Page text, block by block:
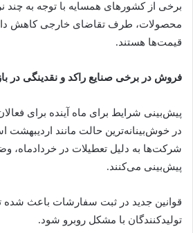
برخی از کشورهای همسایه با توجه به
محصولات، طرف تقاضای خارجی کاهش
قیمت‌ها هستند.
فروش در برخی صنایع راکد و نقدینگی در
پیش‌بینی شرایط برای ماه آینده برای
در خوش‌بینانه‌ترین حالت مانند
شرکت‌ها به دلیل تعطیلات در خردادماه،
پیش‌بینی می‌کنند.
قوانین جدید در ثبت سفارشات باعث شده تا
تولیدکنندگان با مشکل روبرو شود.